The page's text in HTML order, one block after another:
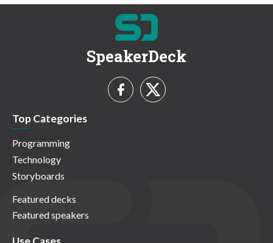
SpeakerDeck
Top Categories
Programming
Technology
Storyboards
Featured decks
Featured speakers